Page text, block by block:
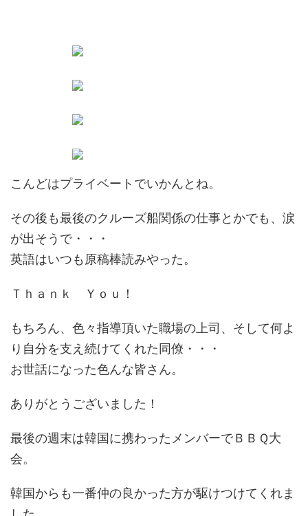
こんどはプライベートでいかんとね。
その後も最後のクルーズ船関係の仕事とかでも、涙
が出そうで・・・
英語はいつも原稿棒読みやった。
Ｔｈａｎｋ Ｙｏｕ！
もちろん、色々指導頂いた職場の上司、そして何よ
り自分を支え続けてくれた同僚・・・
お世話になった色んな皆さん。
ありがとうございました！
最後の週末は韓国に携わったメンバーでＢＢＱ大
会。
韓国からも一番仲の良かった方が駆けつけてくれま